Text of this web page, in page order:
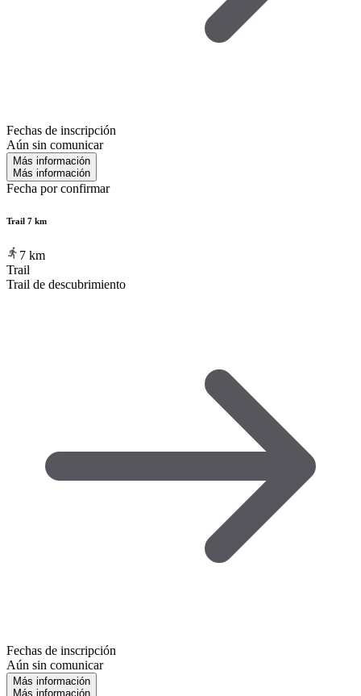
Fechas de inscripción
Aún sin comunicar
Más información
Más información
Fecha por confirmar
Trail 7 km
7 km
Trail
Trail de descubrimiento
Fechas de inscripción
Aún sin comunicar
Más información
Más información